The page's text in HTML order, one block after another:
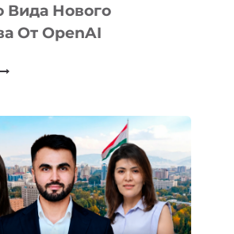
Вида Нового
От OpenAI